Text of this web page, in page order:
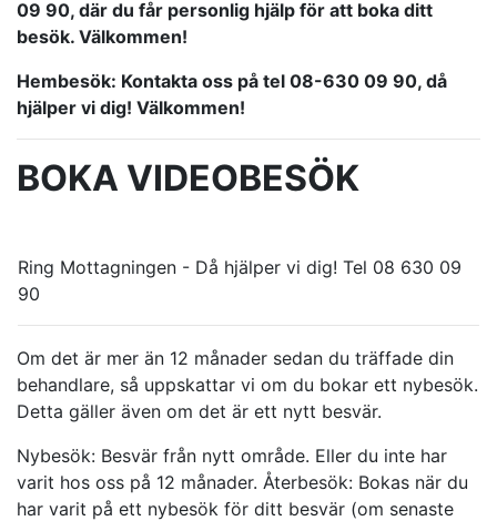
09 90, där du får personlig hjälp för att boka ditt
besök. Välkommen!
Hembesök: Kontakta oss på tel 08-630 09 90, då
hjälper vi dig! Välkommen!
BOKA VIDEOBESÖK
Ring Mottagningen - Då hjälper vi dig! Tel 08 630 09
90
Om det är mer än 12 månader sedan du träffade din
behandlare, så uppskattar vi om du bokar ett nybesök.
Detta gäller även om det är ett nytt besvär.
Nybesök: Besvär från nytt område. Eller du inte har
varit hos oss på 12 månader. Återbesök: Bokas när du
har varit på ett nybesök för ditt besvär (om senaste